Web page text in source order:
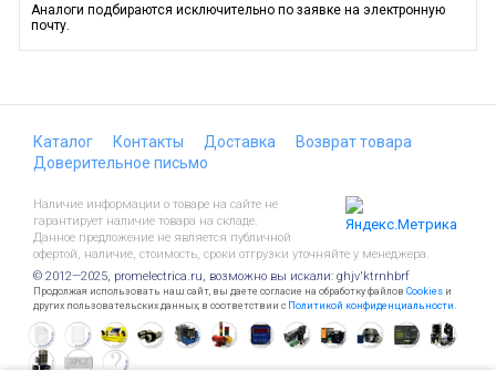
Аналоги подбираются исключительно по заявке на электронную
почту.
Каталог Контакты Доставка
Возврат товара
Доверительное письмо
Наличие информации о товаре на сайте не
гарантирует наличие товара на складе.
Данное предложение не является публичной
офертой, наличие, стоимость, сроки отгрузки уточняйте у менеджера.
© 2012—2025, promelectrica.ru, возможно вы искали: ghjv'ktrnhbrf
Продолжая использовать наш сайт, вы даете согласие на обработку файлов Cookies и
других пользовательских данных, в соответствии с Политикой конфиденциальности.